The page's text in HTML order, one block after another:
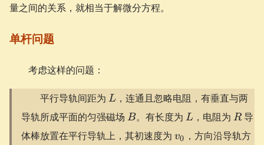
量之间的关系，就相当于解微分方程。
单杆问题
考虑这样的问题：
平行导轨间距为 L
L ，连通且忽略电阻，有垂直与两
导轨所成平面的匀强磁场 B
B。有长度为 L
L，电阻为 R
R导
体棒放置在平行导轨上，其初速度为 v_0
v0 ，方向沿导轨方